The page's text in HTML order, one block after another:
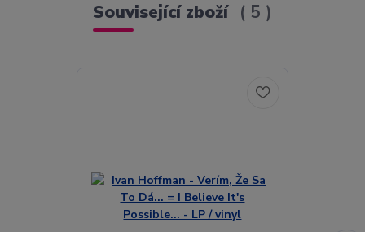
Související zboží 5